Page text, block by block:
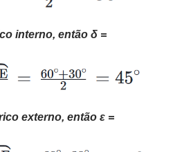
interno, então δ =
externo, então ε =